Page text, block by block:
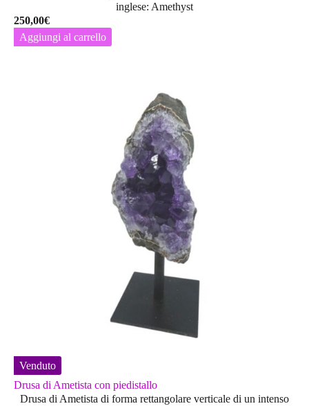
inglese: Amethyst
250,00€
Aggiungi al carrello
Venduto
Drusa di Ametista con piedistallo
Drusa di Ametista di forma rettangolare verticale di un intenso